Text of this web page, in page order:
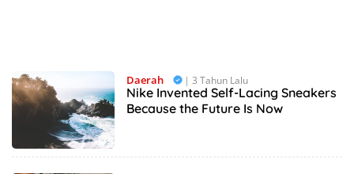
Daerah | 3 Tahun Lalu
Nike Invented Self-Lacing Sneakers
Because the Future Is Now